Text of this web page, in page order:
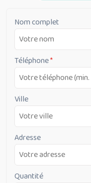
coordination
main
Nom complet
Téléphone*
Ville
Adresse
Quantité